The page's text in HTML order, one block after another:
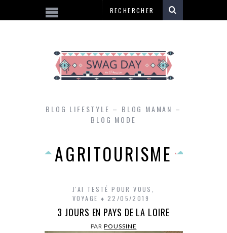
BLOG LIFESTYLE – BLOG MAMAN –
BLOG MODE
AGRITOURISME
J'AI TESTÉ POUR VOUS
VOYAGE
22/05/2019
3 JOURS EN PAYS DE LA LOIRE
PARPOUSSINE